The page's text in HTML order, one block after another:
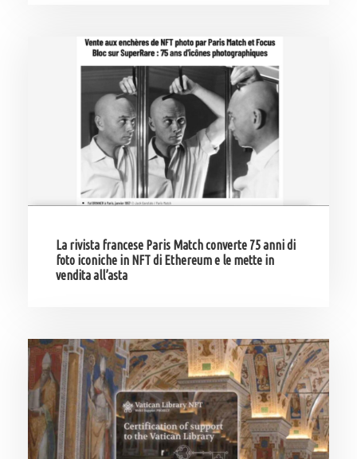
La rivista francese Paris Match converte 75 anni di
foto iconiche in NFT di Ethereum e le mette in
vendita all’asta